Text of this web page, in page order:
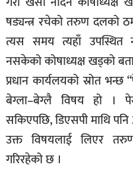
षड्यन्त्र रचेको तरुण दलको
त्यस समय त्यहाँ उपस्थित
नसकेको कोषाध्यक्ष खड्को
प्रधान कार्यलयको स्रोत भन्छ
बेग्ला–बेग्लै विषय हो ।
सकिएपछि, डिएसपी माथि
उक्त विषयलाई लिएर
गरिरहेको छ ।